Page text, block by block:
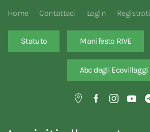
Home Contattaci Login Registrati
Statuto Manifesto RIVE
Abc degli Ecovillaggi